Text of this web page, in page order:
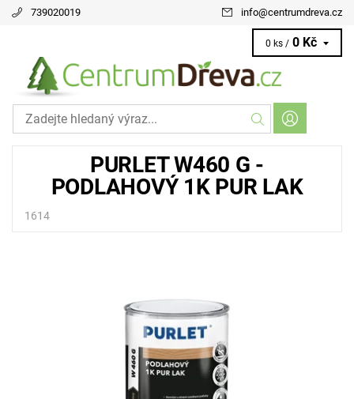
739020019 info@centrumdreva.cz
0 ks / 0 Kč
PURLET W460 G -
PODLAHOVÝ 1K PUR LAK
1614